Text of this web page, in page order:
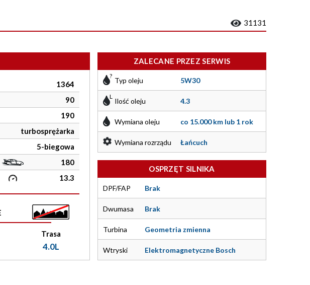
31131
1364
90
190
turbosprężarka
5-biegowa
180
13.3
Trasa
4.0L
ZALECANE PRZEZ SERWIS
Typ oleju 5W30
Ilość oleju 4.3
Wymiana oleju co 15.000 km lub 1 rok
Wymiana rozrządu Łańcuch
OSPRZĘT SILNIKA
DPF/FAP Brak
Dwumasa Brak
Turbina Geometria zmienna
Wtryski Elektromagnetyczne Bosch